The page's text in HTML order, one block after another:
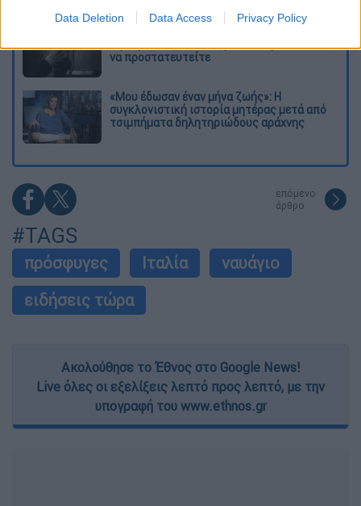
Data Deletion Data Access Privacy Policy
να προστατευτείτε
«Μου έδωσαν έναν μήνα ζωής»: Η
συγκλονιστική ιστορία μητέρας μετά από
τσιμπήματα δηλητηριώδους αράχνης
επόμενο
άρθρο
#TAGS
πρόσφυγες Ιταλία
ναυάγιο
ειδήσεις τώρα
Ακολούθησε το Έθνος στο Google News!
Live όλες οι εξελίξεις λεπτό προς λεπτό, με την
υπογραφή του www.ethnos.gr